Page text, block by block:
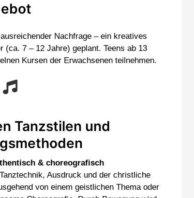
Nachfrage – ein kreatives
(ca. 7 – 12 Jahre) geplant. Teens ab 13
Kursen der Erwachsenen teilnehmen.
Tanzstilen und
& choreografisch
Ausdruck und der christliche
von einem geistlichen Thema oder